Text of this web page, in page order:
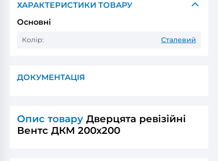
ХАРАКТЕРИСТИКИ ТОВАРУ
Основні
Колір: Сталевий
ДОКУМЕНТАЦІЯ
Опис товару Дверцята ревізійні
Вентс ДКМ 200х200